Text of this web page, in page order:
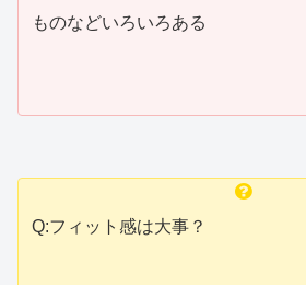
ものなどいろいろある
Q:フィット感は大事？